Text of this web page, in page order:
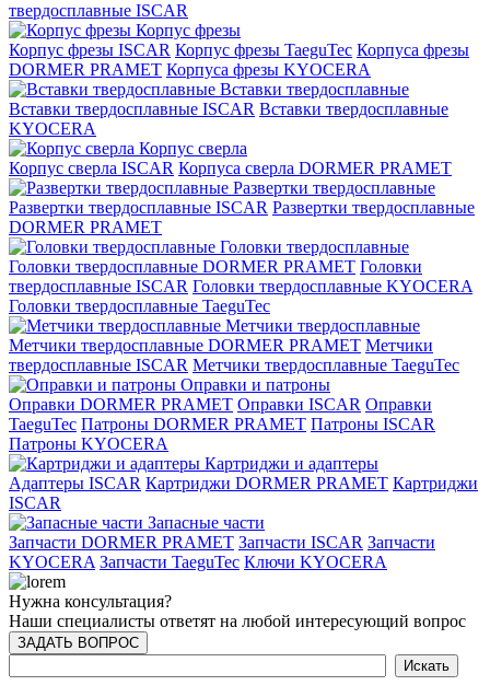
твердосплавные ISCAR
Корпус фрезы
Корпус фрезы ISCAR Корпус фрезы TaeguTec Корпуса фрезы
DORMER PRAMET Корпуса фрезы KYOCERA
Вставки твердосплавные
Вставки твердосплавные ISCAR Вставки твердосплавные
KYOCERA
Корпус сверла
Корпус сверла ISCAR Корпуса сверла DORMER PRAMET
Развертки твердосплавные
Развертки твердосплавные ISCAR Развертки твердосплавные
DORMER PRAMET
Головки твердосплавные
Головки твердосплавные DORMER PRAMET Головки
твердосплавные ISCAR Головки твердосплавные KYOCERA
Головки твердосплавные TaeguTec
Метчики твердосплавные
Метчики твердосплавные DORMER PRAMET Метчики
твердосплавные ISCAR Метчики твердосплавные TaeguTec
Оправки и патроны
Оправки DORMER PRAMET Оправки ISCAR Оправки
TaeguTec Патроны DORMER PRAMET Патроны ISCAR
Патроны KYOCERA
Картриджи и адаптеры
Адаптеры ISCAR Картриджи DORMER PRAMET Картриджи
ISCAR
Запасные части
Запчасти DORMER PRAMET Запчасти ISCAR Запчасти
KYOCERA Запчасти TaeguTec Ключи KYOCERA
Нужна консультация?
Наши специалисты ответят на любой интересующий вопрос
ЗАДАТЬ ВОПРОС